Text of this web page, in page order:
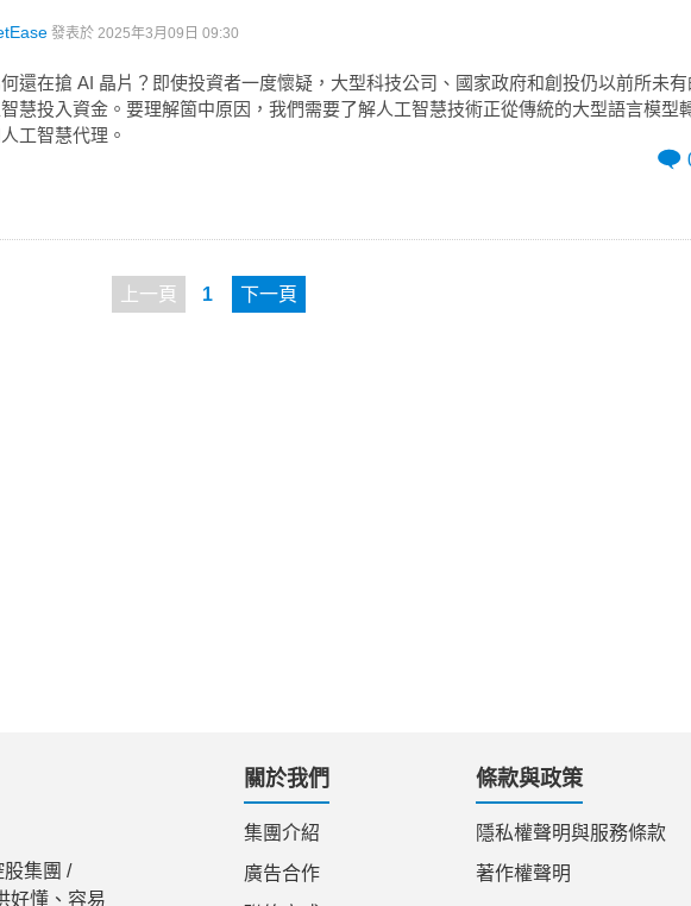
發表於 2025年3月09日 09:30
還在搶 AI 晶片？即使投資者一度懷疑，大型科技公司、國家政府和創投仍以前所未有
慧投入資金。要理解箇中原因，我們需要了解人工智慧技術正從傳統的大型語言模型
工智慧代理。
上一頁 1 下一頁
集團 /
好懂、容易
關於我們
集團介紹
廣告合作
條款與政策
隱私權聲明與服務條款
著作權聲明